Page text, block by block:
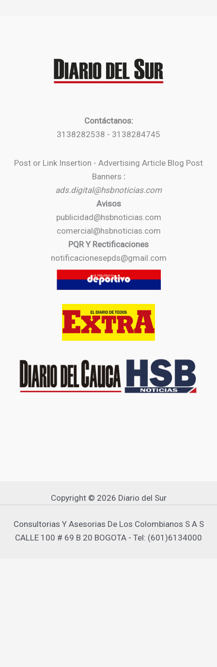
Contáctanos:
3138282538 - 3138284745
Post or Link Insertion - Advertising Article Blog Post
Banners :
ads.digital@hsbnoticias.com
Avisos
publicidad@hsbnoticias.com
comercial@hsbnoticias.com
PQR Y Rectificaciones
notificacionesepds@gmail.com
Copyright © 2026 Diario del Sur
Consultorias Y Asesorias De Los Colombianos S A S
CALLE 100 # 69 B 20 BOGOTA - Tel: (601)6134000